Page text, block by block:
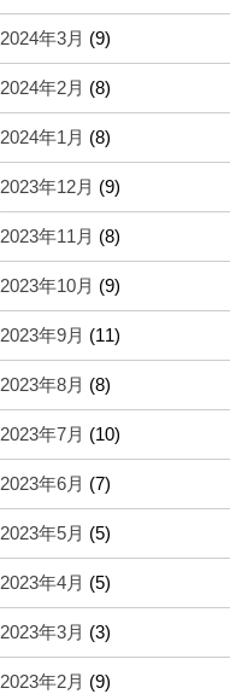
2024年3月 (9)
2024年2月 (8)
2024年1月 (8)
2023年12月 (9)
2023年11月 (8)
2023年10月 (9)
2023年9月 (11)
2023年8月 (8)
2023年7月 (10)
2023年6月 (7)
2023年5月 (5)
2023年4月 (5)
2023年3月 (3)
2023年2月 (9)